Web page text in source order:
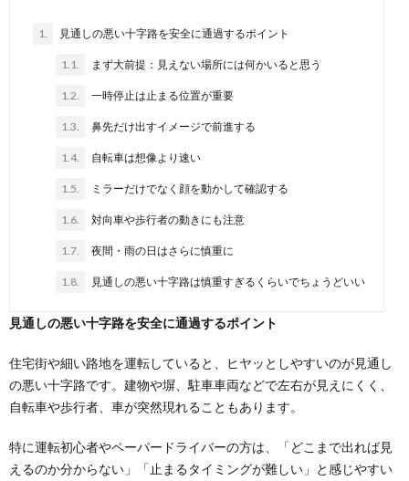
1. 見通しの悪い十字路を安全に通過するポイント
1.1. まず大前提：見えない場所には何かいると思う
1.2. 一時停止は止まる位置が重要
1.3. 鼻先だけ出すイメージで前進する
1.4. 自転車は想像より速い
1.5. ミラーだけでなく顔を動かして確認する
1.6. 対向車や歩行者の動きにも注意
1.7. 夜間・雨の日はさらに慎重に
1.8. 見通しの悪い十字路は慎重すぎるくらいでちょうどいい
見通しの悪い十字路を安全に通過するポイント
住宅街や細い路地を運転していると、ヒヤッとしやすいのが見通し
の悪い十字路です。建物や塀、駐車車両などで左右が見えにくく、
自転車や歩行者、車が突然現れることもあります。
特に運転初心者やペーパードライバーの方は、「どこまで出れば見
えるのか分からない」「止まるタイミングが難しい」と感じやすい